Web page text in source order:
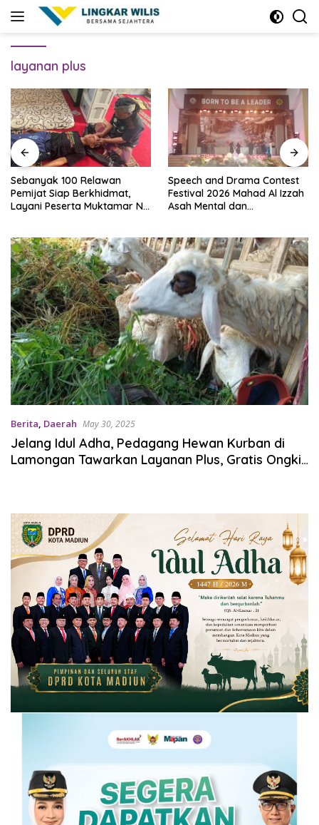
layanan plus
Sebanyak 100 Relawan
Pemijat Siap Berkhidmat,
Layani Peserta Muktamar NU
Speech and Drama Contest
Festival 2026 Mahad Al Izzah
Asah Mental dan
Berita, Daerah May 30, 2025
Jelang Idul Adha, Pedagang Hewan Kurban di
Lamongan Tawarkan Layanan Plus, Gratis Ongkir